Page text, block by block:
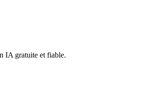
IA gratuite et fiable.